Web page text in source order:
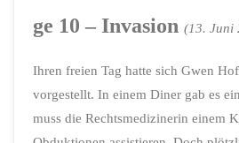
ge 10 – Invasion(13. Juni
Ihren freien Tag hatte sich Gwen
vorgestellt. In einem Diner gab es
muss die Rechtsmedizinerin einem